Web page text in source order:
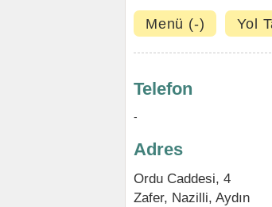
Menü (-) Yol
Telefon
-
Adres
Ordu Caddesi, 4
Zafer, Nazilli, Aydın